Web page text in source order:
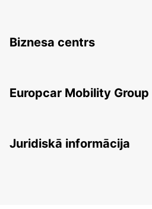
Biznesa centrs
Europcar Mobility Group
Juridiskā informācija